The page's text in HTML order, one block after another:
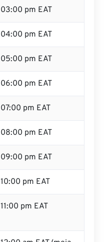
03:00 pm EAT
04:00 pm EAT
05:00 pm EAT
06:00 pm EAT
07:00 pm EAT
08:00 pm EAT
09:00 pm EAT
10:00 pm EAT
11:00 pm EAT